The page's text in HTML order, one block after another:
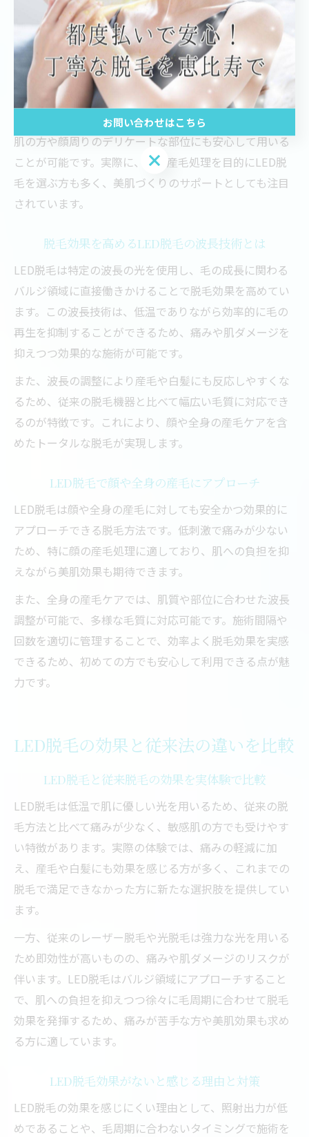
産毛や白髪はメラニンが薄いため、従来の脱毛方法では
効果が出にくいという悩みがあります。LED脱毛はその
課題を克服し、低出力の光でバルジ領域にアプローチす
るため、産毛や白髪にも効果的に働きかけることができ
ます。
さらに痛みが少なく肌への負担が軽減されるため、敏感
肌の方や顔周りのデリケートな部位にも安心して用いる
ことが可能です。実際に、顔の産毛処理を目的にLED脱
毛を選ぶ方も多く、美肌づくりのサポートとしても注目
されています。
脱毛効果を高めるLED脱毛の波長技術とは
LED脱毛は特定の波長の光を使用し、毛の成長に関わる
バルジ領域に直接働きかけることで脱毛効果を高めてい
ます。この波長技術は、低温でありながら効率的に毛の
再生を抑制することができるため、痛みや肌ダメージを
抑えつつ効果的な施術が可能です。
また、波長の調整により産毛や白髪にも反応しやすくな
るため、従来の脱毛機器と比べて幅広い毛質に対応でき
るのが特徴です。これにより、顔や全身の産毛ケアを含
めたトータルな脱毛が実現します。
LED脱毛で顔や全身の産毛にアプローチ
LED脱毛は顔や全身の産毛に対しても安全かつ効果的に
アプローチできる脱毛方法です。低刺激で痛みが少ない
ため、特に顔の産毛処理に適しており、肌への負担を抑
えながら美肌効果も期待できます。
また、全身の産毛ケアでは、肌質や部位に合わせた波長
調整が可能で、多様な毛質に対応可能です。施術間隔や
回数を適切に管理することで、効率よく脱毛効果を実感
できるため、初めての方でも安心して利用できる点が魅
力です。
LED脱毛の効果と従来法の違いを比較
LED脱毛と従来脱毛の効果を実体験で比較
LED脱毛は低温で肌に優しい光を用いるため、従来の脱
毛方法と比べて痛みが少なく、敏感肌の方でも受けやす
い特徴があります。実際の体験では、痛みの軽減に加
え、産毛や白髪にも効果を感じる方が多く、これまでの
脱毛で満足できなかった方に新たな選択肢を提供してい
ます。
一方、従来のレーザー脱毛や光脱毛は強力な光を用いる
ため即効性が高いものの、痛みや肌ダメージのリスクが
伴います。LED脱毛はバルジ領域にアプローチすること
で、肌への負担を抑えつつ徐々に毛周期に合わせて脱毛
効果を発揮するため、痛みが苦手な方や美肌効果も求め
る方に適しています。
LED脱毛効果がないと感じる理由と対策
LED脱毛の効果を感じにくい理由として、照射出力が低
めであることや、毛周期に合わないタイミングで施術を
お問い合わせはこちら
お問い合わせはこちら